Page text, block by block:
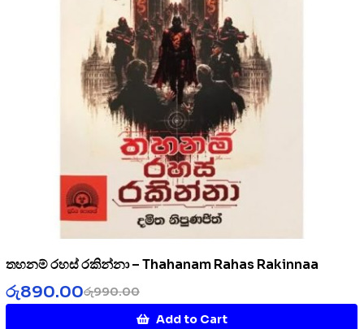
තහනම් රහස් රකින්නා – Thahanam Rahas Rakinnaa
රු990.00
රු890.00
Add to Cart